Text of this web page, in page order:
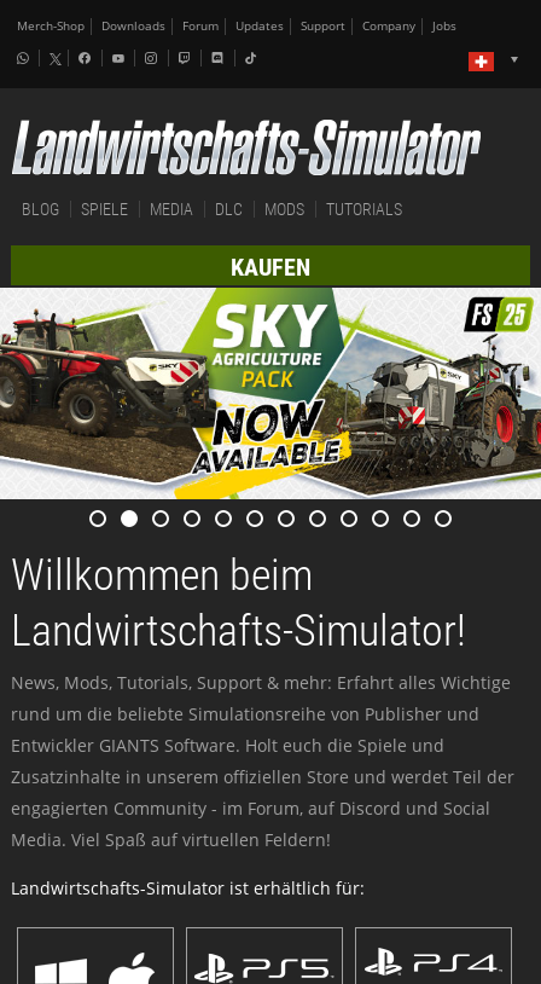
Merch-Shop Downloads Forum Updates Support Company Jobs
BLOG SPIELE MEDIA DLC MODS TUTORIALS
KAUFEN
Willkommen beim
Landwirtschafts-Simulator!
News, Mods, Tutorials, Support & mehr: Erfahrt alles Wichtige
rund um die beliebte Simulationsreihe von Publisher und
Entwickler GIANTS Software. Holt euch die Spiele und
Zusatzinhalte in unserem offiziellen Store und werdet Teil der
engagierten Community - im Forum, auf Discord und Social
Media. Viel Spaß auf virtuellen Feldern!
Landwirtschafts-Simulator ist erhältlich für: